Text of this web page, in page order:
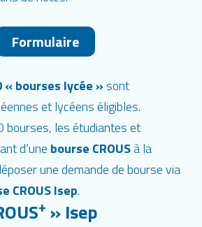
Formulaire
« bourses lycée » sont
et lycéens éligibles.
bourses, les étudiantes et
d’une bourse CROUSà la
une demande de bourse via
CROUS Isep.
+ » Isep